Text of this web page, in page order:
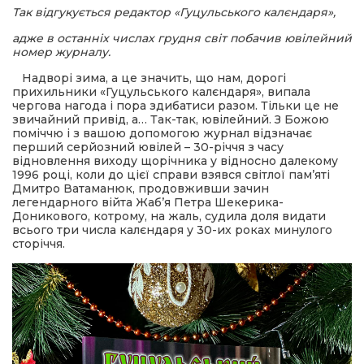
Героям!
вісті
голос гірського краю
Так відгукується редактор «Гуцульського калєндаря»,
адже в останніх числах грудня світ побачив ювілейний
номер журналу.
Надворі зима, а це значить, що нам, дорогі
прихильники «Гуцульського калєндаря», випала
чергова нагода і пора здибатиси разом. Тільки це не
звичайний привід, а… Так-так, ювілейний. З Божою
поміччю і з вашою допомогою журнал відзначає
перший серйозний ювілей – 30-річчя з часу
відновлення виходу щорічника у відносно далекому
1996 році, коли до цієї справи взявся світлої пам’яті
Дмитро Ватаманюк, продовживши зачин
легендарного війта Жаб’я Петра Шекерика-
Доникового, котрому, на жаль, судила доля видати
всього три числа калєндаря у 30-их роках минулого
сторіччя.